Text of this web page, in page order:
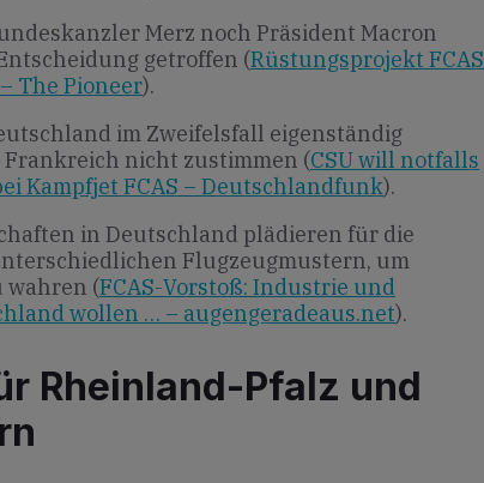
Merz noch Präsident Macron
getroffen (Rüstungsprojekt FCAS
The Pioneer).
im Zweifelsfall eigenständig
nicht zustimmen (CSU will notfalls
Kampfjet FCAS – Deutschlandfunk).
in Deutschland plädieren für die
Flugzeugmustern, um
wahren (FCAS-Vorstoß: Industrie und
wollen … – augengeradeaus.net).
Rheinland-Pfalz und